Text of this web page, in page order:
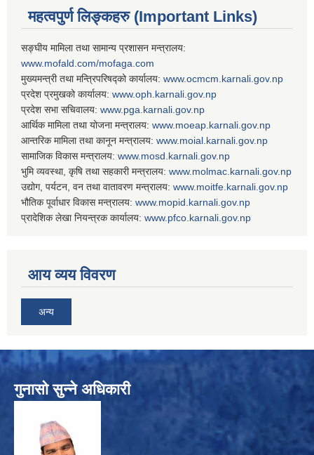
महत्वपुर्ण लिङ्कहरु (Important Links)
सङ्घीय मामिला तथा सामान्य प्रशासन मन्त्रालय:
www.mofald.com/mofaga.com
मुख्यमन्त्री तथा मन्त्रिपरिषद्को कार्यालय: www.ocmcm.karnali.gov.np
प्रदेश प्रमुखको कार्यालय: www.oph.karnali.gov.np
प्रदेश सभा सचिवालय: www. pga.karnali.gov.np
आर्थिक मामिला तथा योजना मन्त्रालय: www. moeap.karnali.gov.np
आन्तरिक मामिला तथा कानून मन्त्रालय: www. moial.karnali.gov.np
सामाजिक विकास मन्त्रालय: www. mosd.karnali.gov.np
भुमि व्यवस्था, कृषि तथा सहकारी मन्त्रालय: www. molmac.karnali.gov.np
उद्योग, पर्यटन, वन तथा वातावरण मन्त्रालय: www. moitfe.karnali.gov.np
भौतिक पूर्वाधार विकास मन्त्रालय: www. mopid.karnali.gov.np
प्रादेशिक लेखा नियन्त्रक कार्यालय: www. pfco.karnali.gov.np
आय व्यय विवरण
अन्य
गुनासो सुन्ने अधिकारी